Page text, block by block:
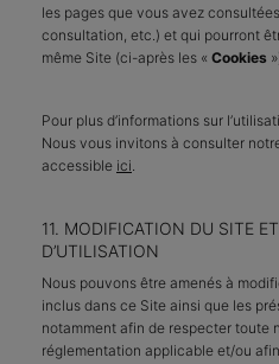
les pages que vous avez
consultation, etc.) et qui pourront
même Site (ci-après les « Cookies
Pour plus d’informations sur
Nous vous invitons à consulter
accessible ici.
11. MODIFICATION DU SITE
D’UTILISATION
Nous pouvons être amenés à
inclus dans ce Site ainsi que les
notamment afin de respecter toute
réglementation applicable et/ou afin